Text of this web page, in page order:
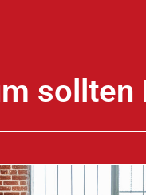
sollten